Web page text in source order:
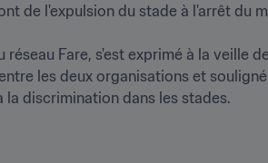
de l'expulsion du stade à l'arrêt du
Fare, s'est exprimé à la veille
les deux organisations et
la discrimination dans les stades.